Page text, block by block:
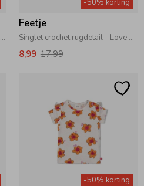
T-shirt longsleeve - Sea La Vie 600 Offwhite
-50% korting
Feetje
Singlet crochet rugdetail - Love Peace Aloha 180 Fuchsia
8,99 17,99
-50% korting